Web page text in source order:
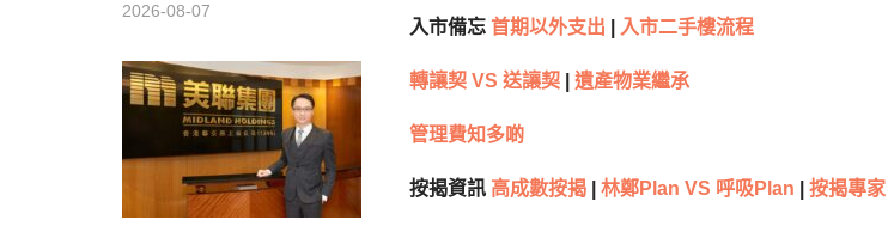
2026-08-07
入市備忘 首期以外支出 入市二手樓流程
轉讓契 VS 送讓契 遺產物業繼承
管理費知多啲
按揭資訊 高成數按揭 林鄭Plan VS 呼吸Plan 按揭專家